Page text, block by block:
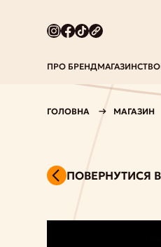
ПРО БРЕНДМАГАЗИН
ГОЛОВНА МАГАЗИН
ПОВЕРНУТИСЯ